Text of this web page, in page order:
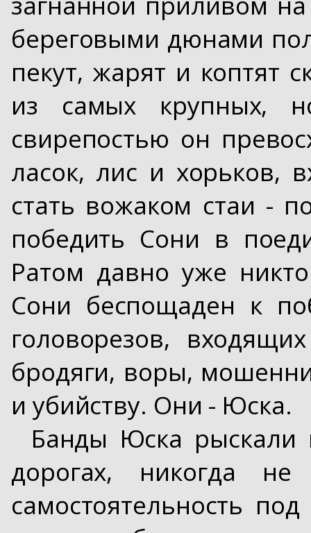
береговыми дюнами
пекут, жарят и коптят
из самых крупных,
свирепостью он
ласок, лис и хорьков,
стать вожаком стаи -
победить Сони в
Ратом давно уже
Сони беспощаден к
головорезов,
бродяги, воры,
и убийству. Они - Юска.
Банды Юска
дорогах, никогда не
самостоятельность